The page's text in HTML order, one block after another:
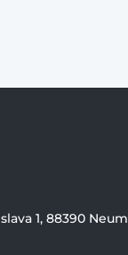
1, 88390 Neum